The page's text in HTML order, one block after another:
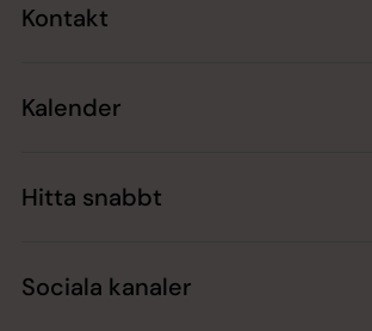
Kontakt
Kalender
Hitta snabbt
Sociala kanaler